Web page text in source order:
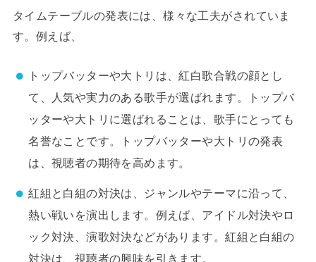
タイムテーブルの発表には、様々な工夫がされていま
す。例えば、
トップバッターや大トリは、紅白歌合戦の顔とし
て、人気や実力のある歌手が選ばれます。トップバ
ッターや大トリに選ばれることは、歌手にとっても
名誉なことです。トップバッターや大トリの発表
は、視聴者の期待を高めます。
紅組と白組の対決は、ジャンルやテーマに沿って、
熱い戦いを演出します。例えば、アイドル対決やロ
ック対決、演歌対決などがあります。紅組と白組の
対決は、視聴者の興味を引きます。